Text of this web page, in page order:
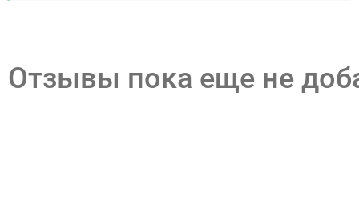
Отзывы пока еще не